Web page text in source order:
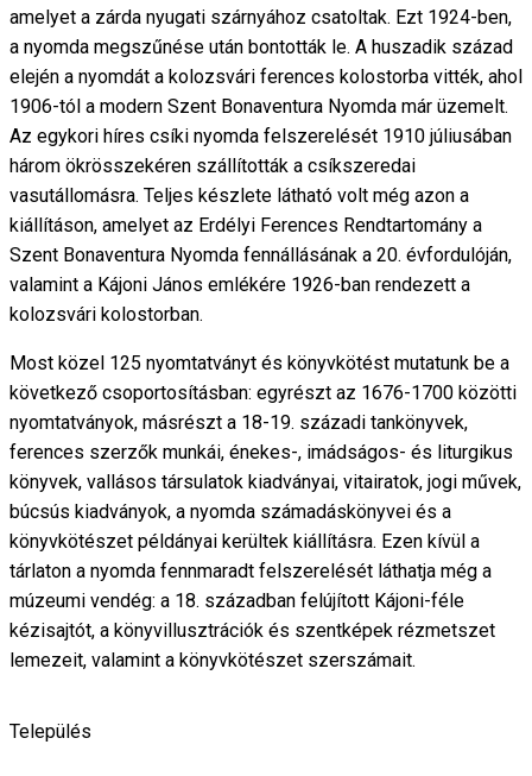
amelyet a zárda nyugati szárnyához csatoltak. Ezt 1924-ben,
a nyomda megszűnése után bontották le. A huszadik század
elején a nyomdát a kolozsvári ferences kolostorba vitték, ahol
1906-tól a modern Szent Bonaventura Nyomda már üzemelt.
Az egykori híres csíki nyomda felszerelését 1910 júliusában
három ökrösszekéren szállították a csíkszeredai
vasutállomásra. Teljes készlete látható volt még azon a
kiállításon, amelyet az Erdélyi Ferences Rendtartomány a
Szent Bonaventura Nyomda fennállásának a 20. évfordulóján,
valamint a Kájoni János emlékére 1926-ban rendezett a
kolozsvári kolostorban.
Most közel 125 nyomtatványt és könyvkötést mutatunk be a
következő csoportosításban: egyrészt az 1676-1700 közötti
nyomtatványok, másrészt a 18-19. századi tankönyvek,
ferences szerzők munkái, énekes-, imádságos- és liturgikus
könyvek, vallásos társulatok kiadványai, vitairatok, jogi művek,
búcsús kiadványok, a nyomda számadáskönyvei és a
könyvkötészet példányai kerültek kiállításra. Ezen kívül a
tárlaton a nyomda fennmaradt felszerelését láthatja még a
múzeumi vendég: a 18. században felújított Kájoni-féle
kézisajtót, a könyvillusztrációk és szentképek rézmetszet
lemezeit, valamint a könyvkötészet szerszámait.
Település